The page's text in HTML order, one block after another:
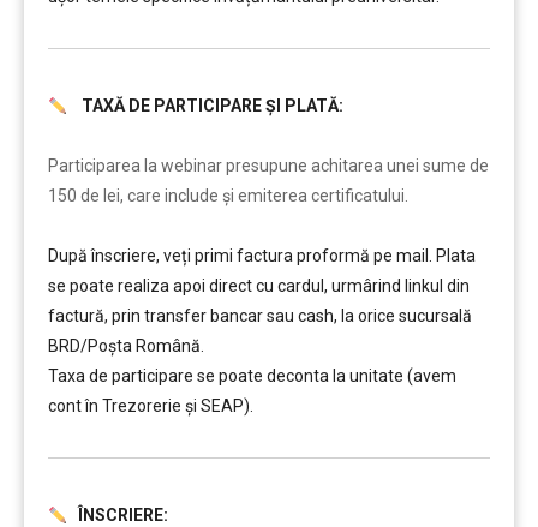
TAXĂ DE PARTICIPARE ȘI PLATĂ:
Participarea la webinar presupune achitarea unei sume de
150 de lei, care include şi emiterea certificatului.
După înscriere, veți primi factura proformă pe mail. Plata
se poate realiza apoi direct cu cardul, urmârind linkul din
factură, prin transfer bancar sau cash, la orice sucursală
BRD/Poșta Română.
Taxa de participare se poate deconta la unitate (avem
cont în Trezorerie și SEAP).
ÎNSCRIERE: